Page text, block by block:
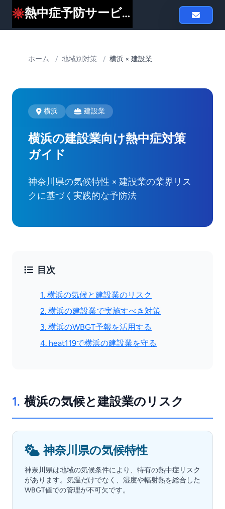
熱中症予防サービスheat119
ホーム / 地域別対策 / 横浜 × 建設業
横浜 建設業
横浜の建設業向け熱中症対策
ガイド
神奈川県の気候特性 × 建設業の業界リス
クに基づく実践的な予防法
目次
1. 横浜の気候と建設業のリスク
2. 横浜の建設業で実施すべき対策
3. 横浜のWBGT予報を活用する
4. heat119で横浜の建設業を守る
1. 横浜の気候と建設業のリスク
神奈川県の気候特性
神奈川県は地域の気候条件により、特有の熱中症リスク
があります。気温だけでなく、湿度や輻射熱を総合した
WBGT値での管理が不可欠です。